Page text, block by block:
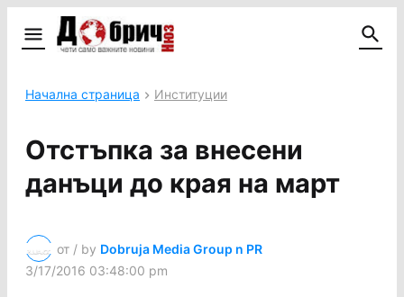
Начална страница Институции
Отстъпка за внесени
данъци до края на март
от / by Dobruja Media Group n PR
3/17/2016 03:48:00 pm